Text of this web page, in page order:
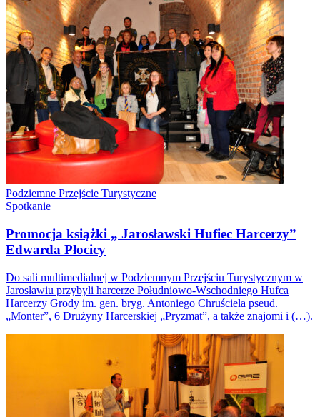
Podziemne Przejście Turystyczne
Spotkanie
Promocja książki „ Jarosławski Hufiec Harcerzy”
Edwarda Płocicy
Do sali multimedialnej w Podziemnym Przejściu Turystycznym w
Jarosławiu przybyli harcerze Południowo-Wschodniego Hufca
Harcerzy Grody im. gen. bryg. Antoniego Chruściela pseud.
„Monter”, 6 Drużyny Harcerskiej „Pryzmat”, a także znajomi i (…).